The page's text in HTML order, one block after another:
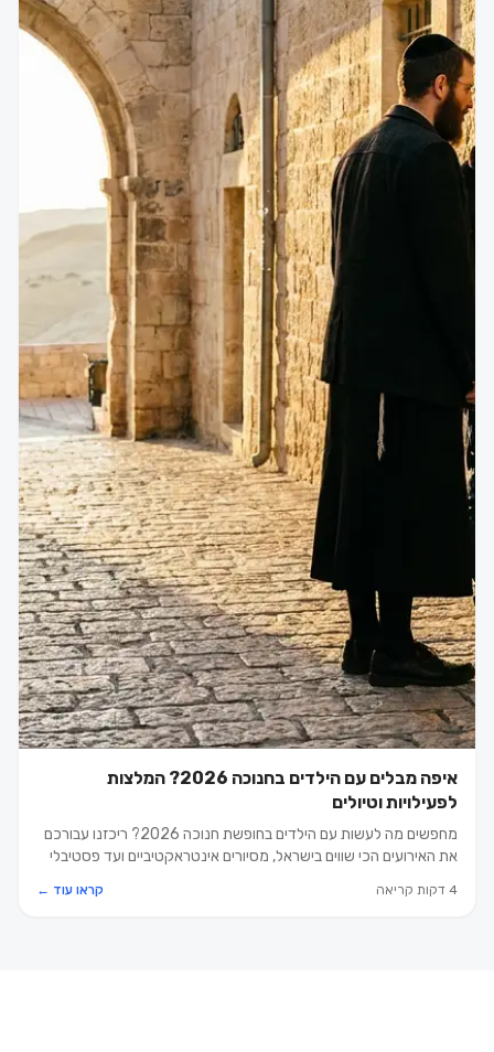
איפה מבלים עם הילדים בחנוכה 2026? המלצות
לפעילויות וטיולים
מחפשים מה לעשות עם הילדים בחופשת חנוכה 2026? ריכזנו עבורכם
את האירועים הכי שווים בישראל, מסיורים אינטראקטיביים ועד פסטיבלי
4 דקות קריאה קראו עוד ←